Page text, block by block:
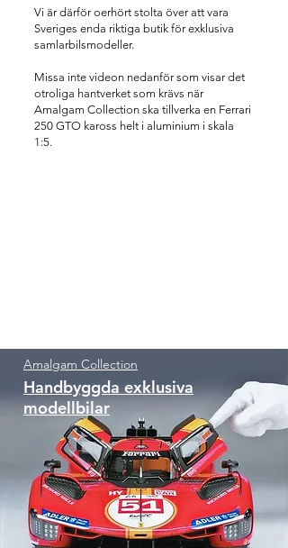
Vi är därför oerhört stolta över att vara
Sveriges enda riktiga butik för exklusiva
samlarbilsmodeller.
Missa inte videon nedanför som visar det
otroliga hantverket som krävs när
Amalgam Collection ska tillverka en Ferrari
250 GTO kaross helt i aluminium i skala
1:5.
Amalgam Collection
Handbyggda exklusiva
modellbilar